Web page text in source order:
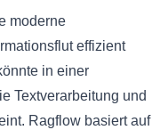
moderne
effizient
in einer
Textverarbeitung und
Ragflow basiert auf